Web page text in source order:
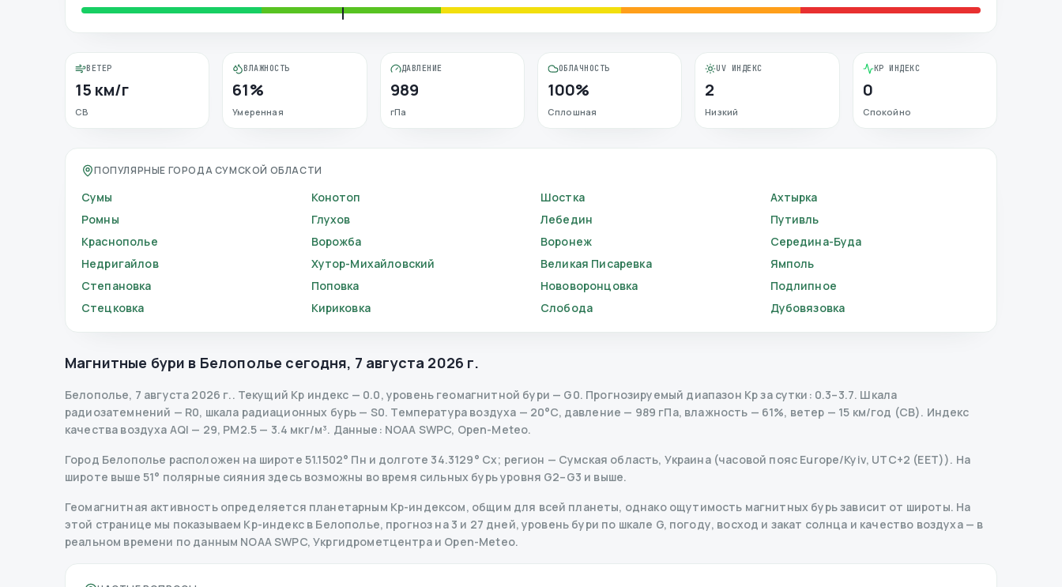
ВЕТЕР
15 км/г
СВ
ВЛАЖНОСТЬ
61%
Умеренная
ДАВЛЕНИЕ
989
гПа
ОБЛАЧНОСТЬ
100%
Сплошная
UV ИНДЕКС
2
Низкий
KP ИНДЕКС
0
Спокойно
ПОПУЛЯРНЫЕ ГОРОДА СУМСКОЙ ОБЛАСТИ
Сумы Конотоп Шостка
Ахтырка
Ромны
Глухов Лебедин
Путивль
Краснополье
Ворожба Воронеж
Середина-Буда
Недригайлов
Хутор-Михайловский Великая Писаревка
Ямполь
Степановка
Поповка Нововоронцовка
Подлипное
Стецковка
Кириковка Слобода Дубовязовка
Магнитные бури в Белополье сегодня, 7 августа 2026 г.
Белополье, 7 августа 2026 г.. Текущий Kp индекс — 0.0, уровень геомагнитной бури — G0. Прогнозируемый диапазон Kp за сутки: 0.3–3.7. Шкала
радиозатемнений — R0, шкала радиационных бурь — S0. Температура воздуха — 20°C, давление — 989 гПа, влажность — 61%, ветер — 15 км/год (СВ). Индекс
качества воздуха AQI — 29, PM2.5 — 3.4 мкг/м³. Данные : NOAA SWPC, Open-Meteo.
Город Белополье расположен на широте 51.1502° Пн и долготе 34.3129° Сх; регион — Сумская область, Украина (часовой пояс Europe/Kyiv, UTC+2 (EET)). На
широте выше 51° полярные сияния здесь возможны во время сильных бурь уровня G2–G3 и выше.
Геомагнитная активность определяется планетарным Kp-индексом, общим для всей планеты, однако ощутимость магнитных бурь зависит от широты. На
этой странице мы показываем Kp-индекс в Белополье, прогноз на 3 и 27 дней, уровень бури по шкале G, погоду, восход и закат солнца и качество воздуха — в
реальном времени по данным NOAA SWPC, Укргидрометцентра и Open-Meteo.